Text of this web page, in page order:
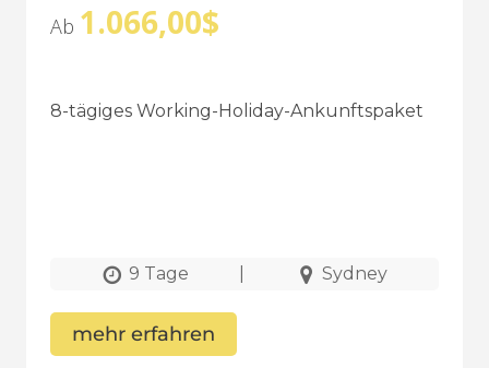
Ab 1.066,00$
8-tägiges Working-Holiday-Ankunftspaket
9 Tage Sydney
mehr erfahren